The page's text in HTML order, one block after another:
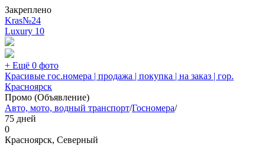
Закреплено
Kras№24
Luxury 10
+ Ещё 0 фото
Красивые гос.номера | продажа | покупка | на заказ | гор.
Красноярск
Промо (Объявление)
Авто, мото, водный транспорт/Госномера/
75 дней
0
Красноярск, Северный